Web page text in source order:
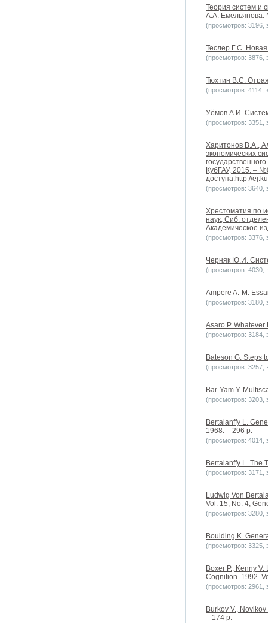
Теория систем и
А.А. Емельянова.
(просмотров: 3196,
Теслер Г.С. Новая
(просмотров: 3876,
Тюхтин В.С.
(просмотров: 4114,
Уёмов А.И.
(просмотров: 3351,
Харитонов В.А.,
экономических
КубГАУ, 2015. –
доступа:http://
(просмотров: 3640,
Хрестоматия по
наук, Сиб.
Академическое
(просмотров: 3376,
Черняк Ю.И.
(просмотров: 4030,
Ampere A.-M.
(просмотров: 3180,
Asaro P.
(просмотров: 3184,
Bateson G. Steps
(просмотров: 3257,
Bar-Yam Y.
(просмотров: 3203,
Bertalanffy L.
1968. – 296 p.
(просмотров: 4014,
Bertalanffy L. The
(просмотров: 3171,
Ludwig Von
Vol. 15, No. 4,
(просмотров: 3280,
Boulding K.
(просмотров: 3325,
Boxer P., Kenny
Cognition. 1992.
(просмотров: 2961,
Burkov V.,
– 174 p.